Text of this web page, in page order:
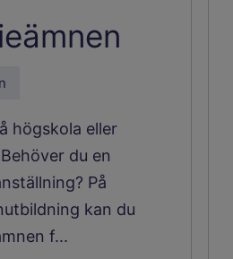
högskola eller
du en
På
kan du
f...